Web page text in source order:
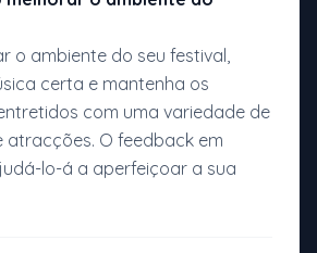
o ambiente do seu festival,
certa e mantenha os
com uma variedade de
atracções. O feedback em
lo-á a aperfeiçoar a sua